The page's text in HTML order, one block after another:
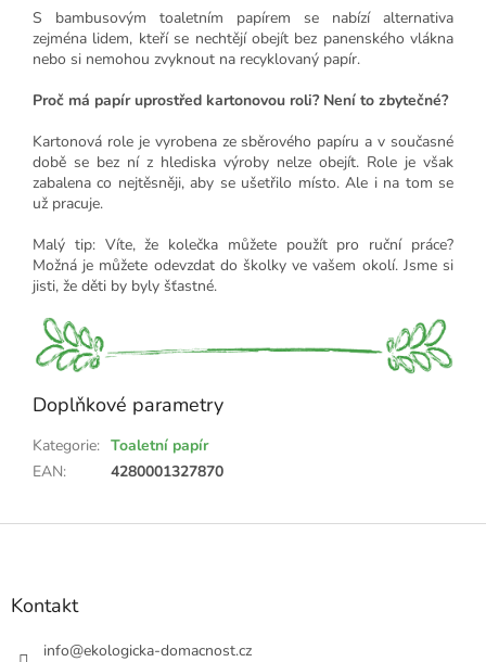
S bambusovým toaletním papírem se nabízí alternativa
zejména lidem, kteří se nechtějí obejít bez panenského vlákna
nebo si nemohou zvyknout na recyklovaný papír.
Proč má papír uprostřed kartonovou roli? Není to zbytečné?
Kartonová role je vyrobena ze sběrového papíru a v současné
době se bez ní z hlediska výroby nelze obejít. Role je však
zabalena co nejtěsněji, aby se ušetřilo místo. Ale i na tom se
už pracuje.
Malý tip: Víte, že kolečka můžete použít pro ruční práce?
Možná je můžete odevzdat do školky ve vašem okolí. Jsme si
jisti, že děti by byly šťastné.
Doplňkové parametry
Kategorie: Toaletní papír
EAN: 4280001327870
Z
Kontakt
info@ekologicka-domacnost.cz